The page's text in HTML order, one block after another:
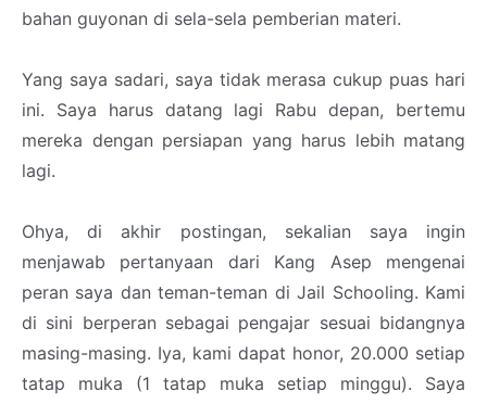
bahan guyonan di sela-sela pemberian materi.
Yang saya sadari, saya tidak merasa cukup puas hari
ini. Saya harus datang lagi Rabu depan, bertemu
mereka dengan persiapan yang harus lebih matang
lagi.
Ohya, di akhir postingan, sekalian saya ingin
menjawab pertanyaan dari Kang Asep mengenai
peran saya dan teman-teman di Jail Schooling. Kami
di sini berperan sebagai pengajar sesuai bidangnya
masing-masing. Iya, kami dapat honor, 20.000 setiap
tatap muka (1 tatap muka setiap minggu). Saya